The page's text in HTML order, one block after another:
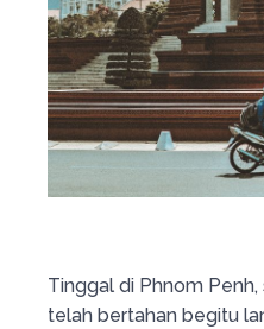
Tinggal di Phnom
telah bertahan begitu